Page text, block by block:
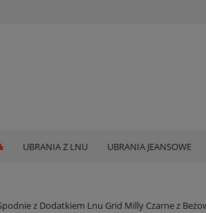
UBRANIA Z LNU UBRANIA JEANSOWE
z Dodatkiem Lnu Grid Milly Czarne z